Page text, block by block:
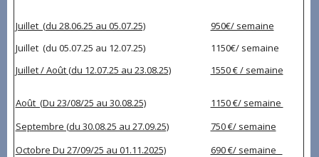
Juillet (du 28.06.25 au 05.07.25)
Juillet (du 05.07.25 au 12.07.25)
Juillet / Août (du 12.07.25 au 23.08.25)
950€/ semaine
1150€/ semaine
1550 € / semaine
Août (Du 23/08/25 au 30.08.25)
1150 €/ semaine
Septembre (du 30.08.25 au 27.09.25)
750 €/ semaine
Octobre Du 27/09/25 au 01.11.2025)
690 €/ semaine